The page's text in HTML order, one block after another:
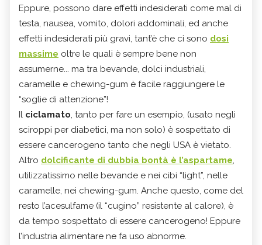
Eppure, possono dare effetti indesiderati come mal di
testa, nausea, vomito, dolori addominali, ed anche
effetti indesiderati più gravi, tant’è che ci sono dosi
massime oltre le quali è sempre bene non
assumerne... ma tra bevande, dolci industriali,
caramelle e chewing-gum è facile raggiungere le
“soglie di attenzione”!
Il ciclamato, tanto per fare un esempio, (usato negli
sciroppi per diabetici, ma non solo) è sospettato di
essere cancerogeno tanto che negli USA è vietato.
Altro dolcificante di dubbia bontà è l’aspartame,
utilizzatissimo nelle bevande e nei cibi “light”, nelle
caramelle, nei chewing-gum. Anche questo, come del
resto l’acesulfame (il “cugino” resistente al calore), è
da tempo sospettato di essere cancerogeno! Eppure
l’industria alimentare ne fa uso abnorme.